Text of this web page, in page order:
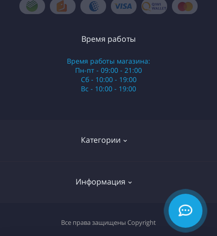
Категории
Российские сигареты
Информация
Время работы
Время работы магазина:
Пн-пт - 09:00 - 21:00
Сб - 10:00 - 19:00
Вс - 10:00 - 19:00
Все права защищены Copyright